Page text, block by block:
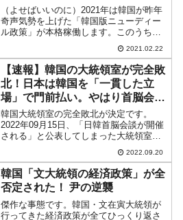
（よせばいいのに）2021年は韓国が昨年
奇声気勢を上げた「韓国版ニューディー
ル政策」が本格稼働します。このうちの
「グリーンニューディール」には、「再
生可能エネルギーへの転換」というエネ
ルギー政策が含まれています。で、いよ
いよ2.8GW規模の...
2021.02.22
【速報】韓国の大統領室が完全敗
北！日本は韓国を「一貫した立
場」で門前払い。やはり首脳会談
は「立ち話」級か
韓国大統領室の完全敗北が決定です。
2022年09月15日、「日韓首脳会談が開催
される」と公表してしまった大統領室で
したが、韓国外交部の報道官はブリーフ
ィングにおいて、「国連総会をきっかけ
とした日韓首脳会談は現在両国で調整中
で、まだ決まってい...
2022.09.20
韓国「文大統領の経済政策」が全
否定された！ 尹の逆襲
傑作な事態です。韓国・文在寅大統領が
行ってきた経済政策が全てひっくり返さ